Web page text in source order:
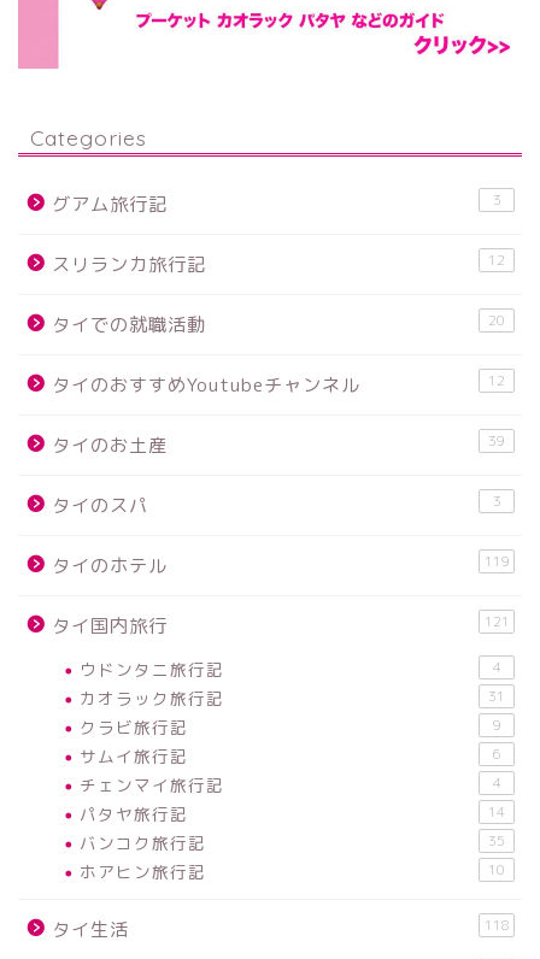
Categories
グアム旅行記 3
スリランカ旅行記 12
タイでの就職活動 20
タイのおすすめYoutubeチャンネル 12
タイのお土産 39
タイのスパ 3
タイのホテル 119
タイ国内旅行 121
ウドンタニ旅行記 4
カオラック旅行記 31
クラビ旅行記 9
サムイ旅行記 6
チェンマイ旅行記 4
パタヤ旅行記 14
バンコク旅行記 35
ホアヒン旅行記 10
タイ生活 118